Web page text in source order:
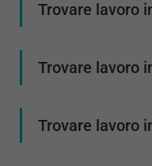
Trovare lavoro
Trovare lavoro
Trovare lavoro